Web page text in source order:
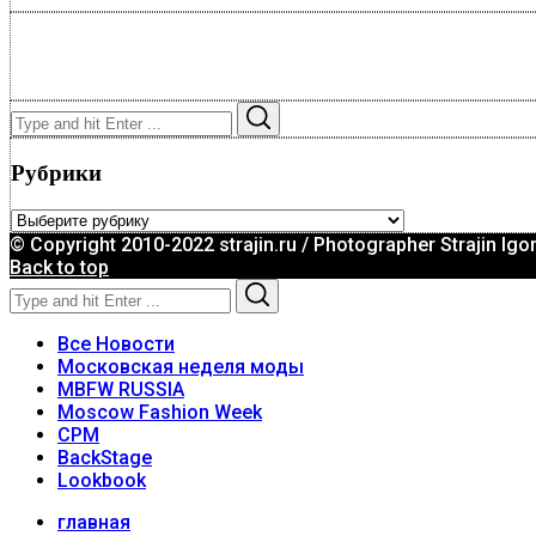
Search
for:
Рубрики
Рубрики
© Copyright 2010-2022 strajin.ru / Photographer Strajin Igor
Back to top
Search
for:
Все Новости
Московская неделя моды
MBFW RUSSIA
Moscow Fashion Week
CPM
BackStage
Lookbook
главная